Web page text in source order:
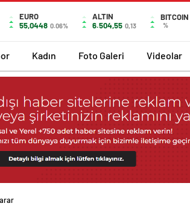
EURO
55,0448 0.06%
ALTIN
6.504,55 0,13
BITCOIN
%
Kadın Foto Galeri Videolar